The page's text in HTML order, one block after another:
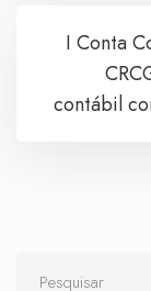
I Conta
contábil